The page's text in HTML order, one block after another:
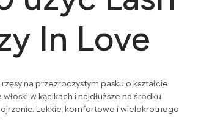
In Love
na przezroczystym pasku o kształcie
w kącikach i najdłuższe na środku
Lekkie, komfortowe i wielokrotnego